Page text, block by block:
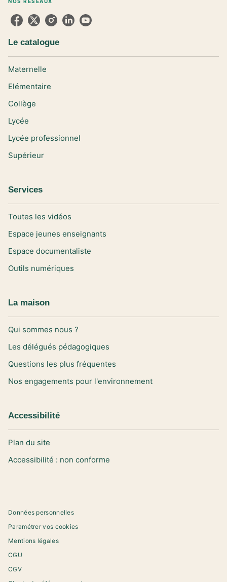
Le catalogue
Maternelle
Elémentaire
Collège
Lycée
Lycée professionnel
Supérieur
Services
Toutes les vidéos
Espace jeunes enseignants
Espace documentaliste
Outils numériques
La maison
Qui sommes nous ?
Les délégués pédagogiques
Questions les plus fréquentes
Nos engagements pour l'environnement
Accessibilité
Plan du site
Accessibilité : non conforme
Données personnelles
Paramétrer vos cookies
Mentions légales
CGU
CGV